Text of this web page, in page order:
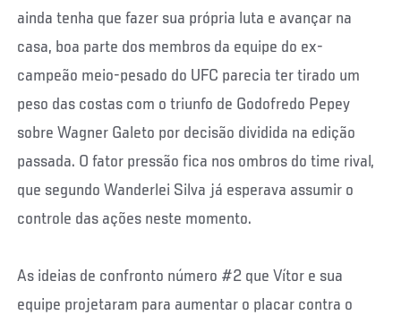
ainda tenha que fazer sua própria luta e avançar na
casa, boa parte dos membros da equipe do ex-
campeão meio-pesado do UFC parecia ter tirado um
peso das costas com o triunfo de Godofredo Pepey
sobre Wagner Galeto por decisão dividida na edição
passada. O fator pressão fica nos ombros do time rival,
que segundo Wanderlei Silva já esperava assumir o
controle das ações neste momento.
As ideias de confronto número #2 que Vítor e sua
equipe projetaram para aumentar o placar contra o